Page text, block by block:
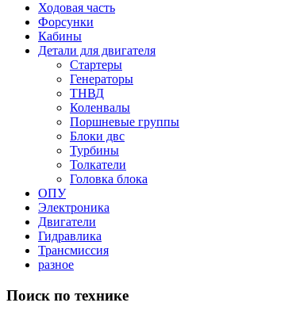
Ходовая часть
Форсунки
Кабины
Детали для двигателя
Стартеры
Генераторы
ТНВД
Коленвалы
Поршневые группы
Блоки двс
Турбины
Толкатели
Головка блока
ОПУ
Электроника
Двигатели
Гидравлика
Трансмиссия
разное
Поиск по технике